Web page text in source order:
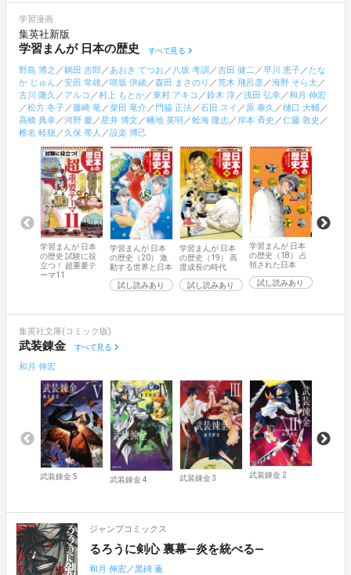
学習漫画
集英社新版
学習まんが 日本の歴史 すべて見る
野島 博之 ／鍋田 吉郎／あおき てつお ／ 八坂 考訓 ／吉田 健二／早川 恵子／ たな
か じゅん ／安田 常雄／咲坂 伊緒／森田 まさのり ／荒木 飛呂彦／海野 そら太／
古川 隆久 ／ アルコ ／村上 もとか／東村 アキコ ／鈴木 淳／浅田 弘幸／和月 伸宏
／松方 冬子／藤崎 竜／柴田 竜介／ 門脇 正法／石田 スイ ／ 原 泰久 ／樋口 大輔／
高橋 典幸／河野 慶 ／星井 博文 ／幡地 英明 ／蛭海 隆志／ 岸本 斉史 ／仁藤 敦史 ／
椎名 軽穂／ 久保 帯人 ／設楽 博己
学習まんが 日本
の歴史 試験に役
立つ！ 超重要テ
ーマ11
学習まんが 日本
の歴史（20） 激
動する世界と日本
試し読みあり
学習まんが 日本
の歴史（19） 高
度成長の時代
試し読みあり
学習まんが 日本
の歴史（18） 占
領された日本
試し読みあり
集英社文庫(コミック版)
武装錬金 すべて見る
和月 伸宏
武装錬金 5 武装錬金 4 武装錬金 3 武装錬金 2
ジャンプコミックス
るろうに剣心 裏幕―炎を統べる―
和月 伸宏／黒碕 薫